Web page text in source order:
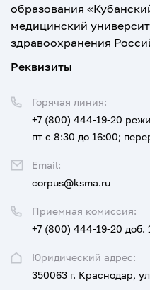
образования
медицинский
здравоохранения
Реквизиты
Юридический адрес:
350063 г. Краснодар,
Приемная комиссия:
+7 (800) 444-19-20 доб.
Горячая линия:
+7 (800) 444-19-20
пт с 8:30 до 16:00;
Email:
corpus@ksma.ru